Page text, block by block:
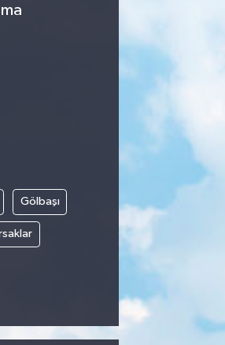
Gölbaşı